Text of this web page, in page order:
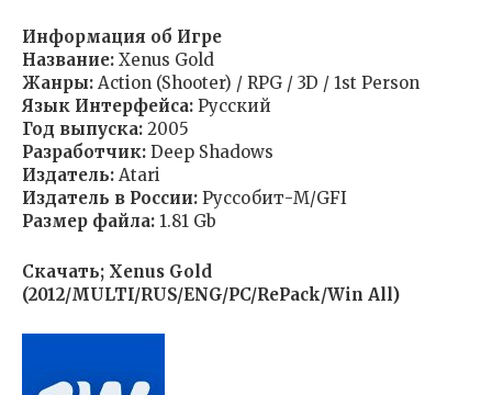
Информация об Игре
Название: Xenus Gold
Жанры: Action (Shooter) / RPG / 3D / 1st Person
Язык Интерфейса: Русский
Год выпуска: 2005
Разработчик: Deep Shadows
Издатель: Atari
Издатель в России: Руссобит-М/GFI
Размер файла: 1.81 Gb
Скачать; Xenus Gold
(2012/MULTI/RUS/ENG/PC/RePack/Win All)